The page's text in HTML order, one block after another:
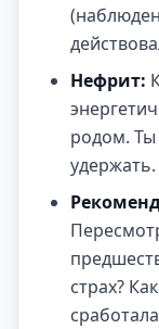
Нефрит:
родом. Ты
удержать.
страх?